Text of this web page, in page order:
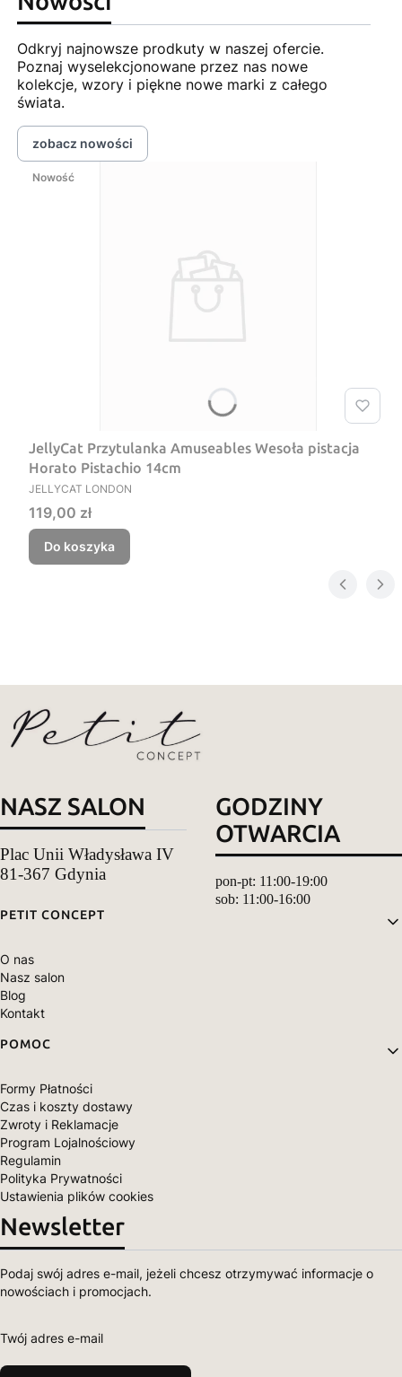
Odkryj najnowsze prodkuty w naszej ofercie.
Poznaj wyselekcjonowane przez nas nowe
kolekcje, wzory i piękne nowe marki z całego
świata.
zobacz nowości
Nowość
JellyCat Przytulanka Amuseables Wesoła pistacja
Horato Pistachio 14cm
PRODUCENT
JELLYCAT LONDON
Cena
119,00 zł
Do koszyka
NASZ SALON
Plac Unii Władysława IV
81-367 Gdynia
GODZINY
OTWARCIA
pon-pt: 11:00-19:00
sob: 11:00-16:00
Linki w stopce
PETIT CONCEPT
O nas
Nasz salon
Blog
Kontakt
POMOC
Formy Płatności
Czas i koszty dostawy
Zwroty i Reklamacje
Program Lojalnościowy
Regulamin
Polityka Prywatności
Ustawienia plików cookies
Newsletter
Podaj swój adres e-mail, jeżeli chcesz otrzymywać informacje o
nowościach i promocjach.
Twój adres e-mail